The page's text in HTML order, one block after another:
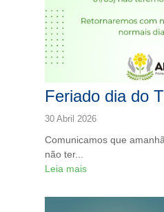
Feriado dia do
30 Abril 2026
Comunicamos que
não ter...
Leia mais